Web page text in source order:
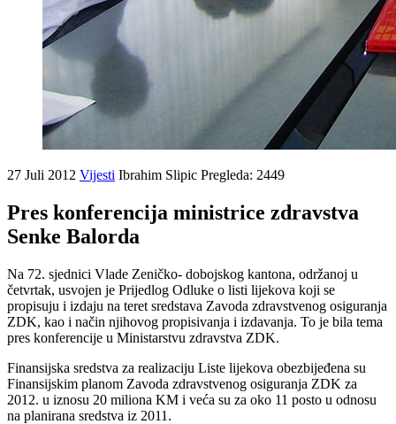
27 Juli 2012 Vijesti Ibrahim Slipic Pregleda: 2449
Pres konferencija ministrice zdravstva
Senke Balorda
Na 72. sjednici Vlade Zeničko- dobojskog kantona, održanoj u
četvrtak, usvojen je Prijedlog Odluke o listi lijekova koji se
propisuju i izdaju na teret sredstava Zavoda zdravstvenog osiguranja
ZDK, kao i način njihovog propisivanja i izdavanja. To je bila tema
pres konferencije u Ministarstvu zdravstva ZDK.
Finansijska sredstva za realizaciju Liste lijekova obezbijeđena su
Finansijskim planom Zavoda zdravstvenog osiguranja ZDK za
2012. u iznosu 20 miliona KM i veća su za oko 11 posto u odnosu
na planirana sredstva iz 2011.